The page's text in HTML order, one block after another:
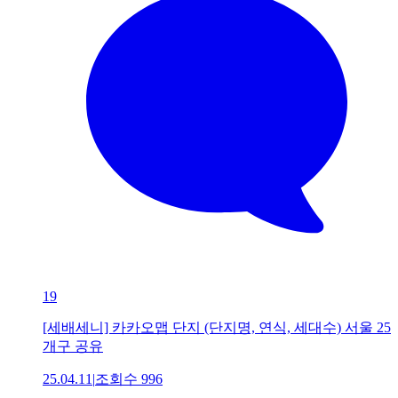
19
[세배세니] 카카오맵 단지 (단지명, 연식, 세대수) 서울 25
개구 공유
25.04.11 |조회수 996